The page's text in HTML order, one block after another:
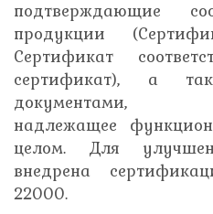
подтверждающие
продукции
Сертификат
сертификат), а
документами,
надлежащее
целом. Для
внедрена
22000.